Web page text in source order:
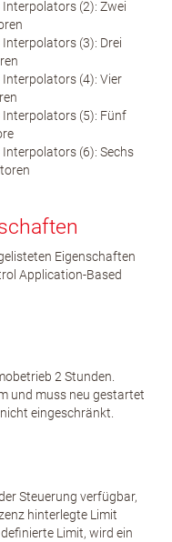
Interpolators (2): Zwei
Interpolators (3): Drei
Interpolators (4): Vier
Interpolators (5): Fünf
Interpolators (6): Sechs
Eigenschaften
Application-Based
2 Stunden.
und muss neu gestartet
eingeschränkt.
Steuerung verfügbar,
hinterlegte Limit
Limit, wird ein